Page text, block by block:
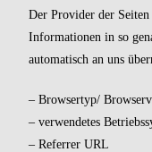
Der Provider der
Informationen in so
automatisch an uns
– Browsertyp/
– verwendetes
– Referrer URL